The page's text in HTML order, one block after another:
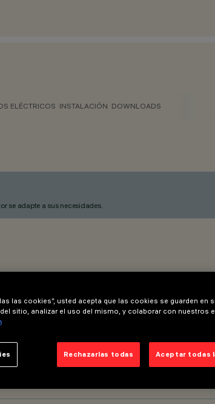
ELÉCTRICOS INSTALACIÓN DOWNLOADS
se adapte a sus necesidades.
las cookies”, usted acepta que las cookies se guarden en
sitio, analizar el uso del mismo, y colaborar con nuestros
Rechazarlas todas Aceptar todas